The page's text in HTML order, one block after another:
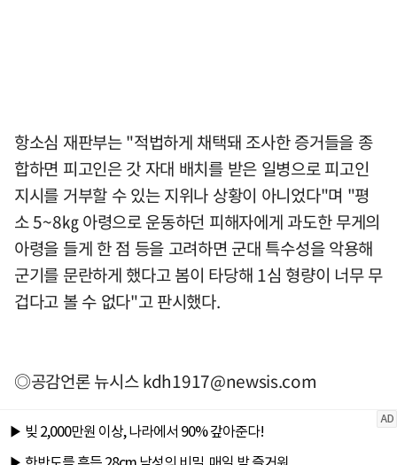
항소심 재판부는 "적법하게 채택돼 조사한 증거들을 종
합하면 피고인은 갓 자대 배치를 받은 일병으로 피고인
지시를 거부할 수 있는 지위나 상황이 아니었다"며 "평
소 5~8㎏ 아령으로 운동하던 피해자에게 과도한 무게의
아령을 들게 한 점 등을 고려하면 군대 특수성을 악용해
군기를 문란하게 했다고 봄이 타당해 1심 형량이 너무 무
겁다고 볼 수 없다"고 판시했다.
◎공감언론 뉴시스kdh1917@newsis.com